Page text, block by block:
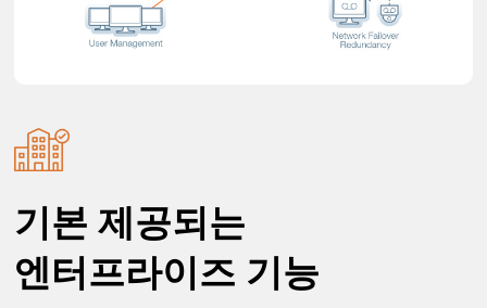
기본 제공되는
엔터프라이즈 기능